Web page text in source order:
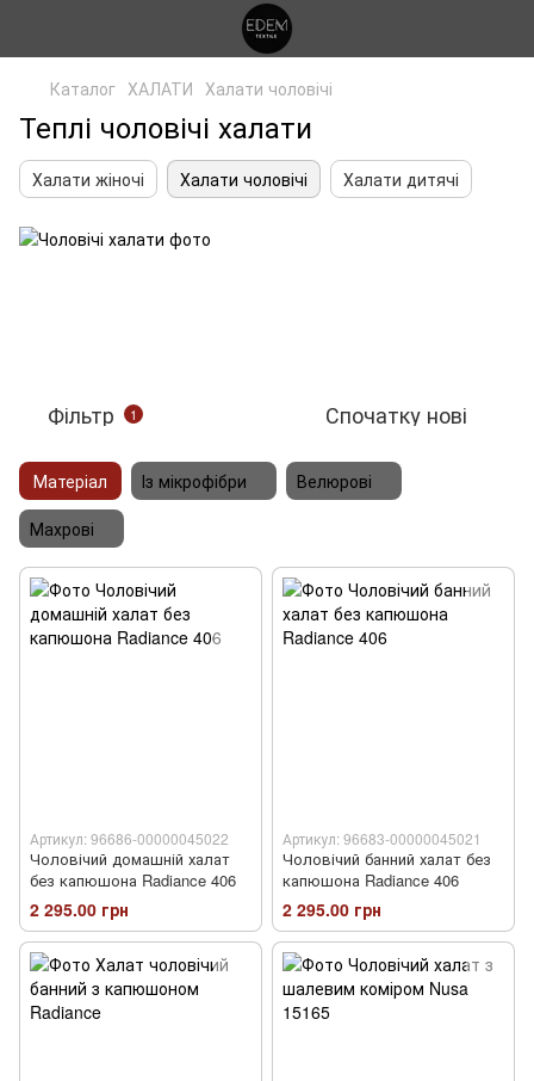
Каталог ХАЛАТИ Халати чоловічі
Теплі чоловічі халати
Халати жіночі Халати чоловічі Халати дитячі
Фільтр 1 Спочатку нові
Матеріал Із мікрофібри
Велюрові
Махрові
Артикул: 96686-00000045022
Чоловічий домашній халат
без капюшона Radiance 406
2 295.00 грн
Артикул: 96683-00000045021
Чоловічий банний халат без
капюшона Radiance 406
2 295.00 грн